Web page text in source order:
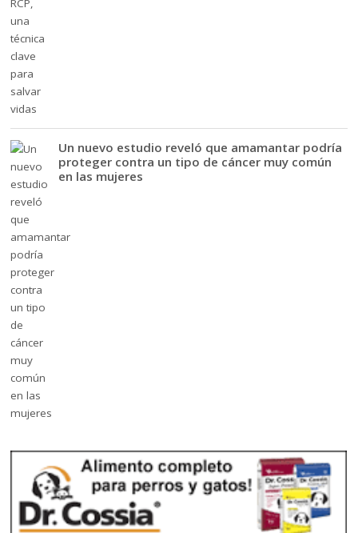
Un nuevo estudio reveló que amamantar podría
proteger contra un tipo de cáncer muy común
en las mujeres